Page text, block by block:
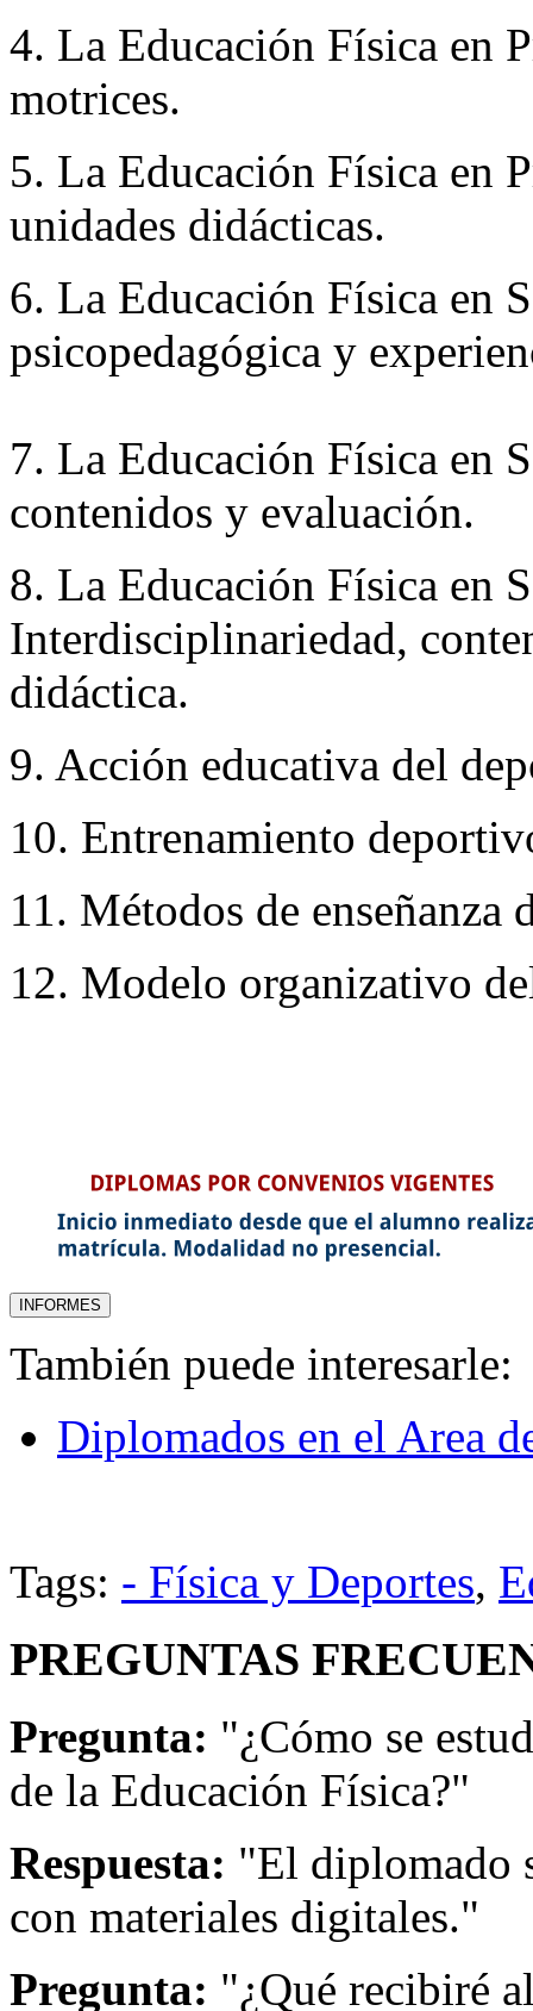
4. La Educación Física en
motrices.
5. La Educación Física en
unidades didácticas.
6. La Educación Física en
psicopedagógica y
7. La Educación Física en
contenidos y evaluación.
8. La Educación Física en
Interdisciplinariedad,
didáctica.
9. Acción educativa del
10. Entrenamiento
11. Métodos de enseñanza
12. Modelo organizativo
También puede interesarle:
Diplomados en el Area
Tags: - Física y Deportes,
PREGUNTAS
Pregunta: "¿Cómo se
de la Educación Física?"
Respuesta: "El diplomado
con materiales digitales."
Pregunta: "¿Qué recibiré